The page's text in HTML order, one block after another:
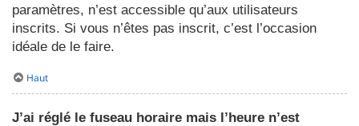
paramètres, n’est accessible qu’aux utilisateurs
inscrits. Si vous n’êtes pas inscrit, c’est l’occasion
idéale de le faire.
Haut
J’ai réglé le fuseau horaire mais l’heure n’est